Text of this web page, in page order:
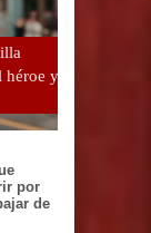
héroe y
por
de